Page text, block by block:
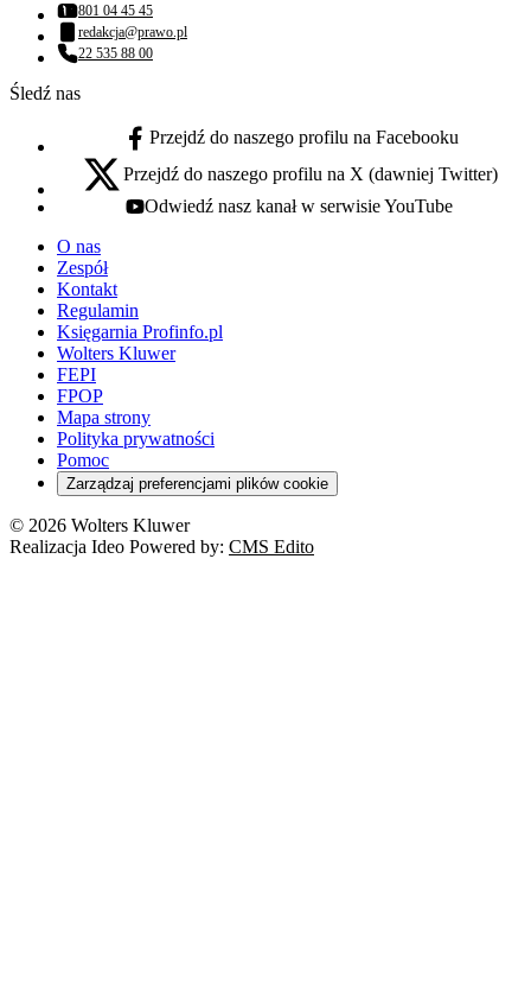
Numer telefonu:
801 04 45 45
Adres email:
redakcja@prawo.pl
Numer telefonu:
22 535 88 00
Śledź nas
facebook - otwiera się w nowej karcie
Przejdź do naszego profilu na Facebooku
x - otwiera się w nowej karcie
Przejdź do naszego profilu na X (dawniej Twitter)
youtube - otwiera się w nowej karcie
Odwiedź nasz kanał w serwisie YouTube
O nas
Zespół
Kontakt
Regulamin
Księgarnia Profinfo.pl
Wolters Kluwer
FEPI
FPOP
Mapa strony
Polityka prywatności
Pomoc
Zarządzaj preferencjami plików cookie
© 2026 Wolters Kluwer
Realizacja Ideo Powered by: CMS Edito